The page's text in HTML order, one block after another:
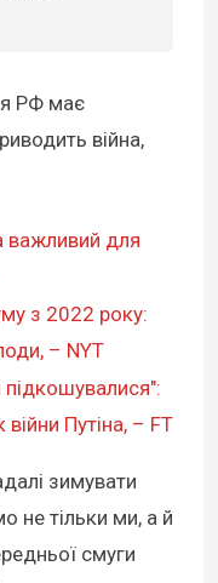
РФ має
війна,
важливий для
з 2022 року:
– NYT
Путіна, – FT
зимувати
не тільки ми, а й
смуги